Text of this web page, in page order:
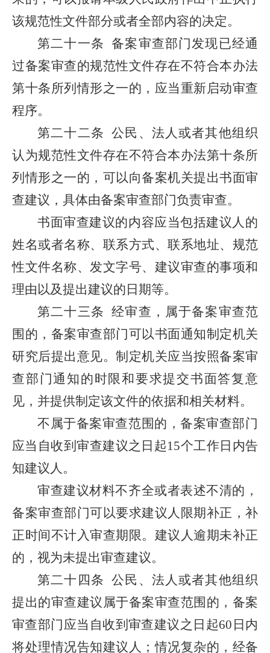
该规范性文件部分或者全部内容的决定。
第二十一条 备案审查部门发现已经通
过备案审查的规范性文件存在不符合本办法
第十条所列情形之一的，应当重新启动审查
程序。
第二十二条 公民、法人或者其他组织
认为规范性文件存在不符合本办法第十条所
列情形之一的，可以向备案机关提出书面审
查建议，具体由备案审查部门负责审查。
书面审查建议的内容应当包括建议人的
姓名或者名称、联系方式、联系地址、规范
性文件名称、发文字号、建议审查的事项和
理由以及提出建议的日期等。
第二十三条 经审查，属于备案审查范
围的，备案审查部门可以书面通知制定机关
研究后提出意见。制定机关应当按照备案审
查部门通知的时限和要求提交书面答复意
见，并提供制定该文件的依据和相关材料。
不属于备案审查范围的，备案审查部门
应当自收到审查建议之日起15个工作日内告
知建议人。
审查建议材料不齐全或者表述不清的，
备案审查部门可以要求建议人限期补正，补
正时间不计入审查期限。建议人逾期未补正
的，视为未提出审查建议。
第二十四条 公民、法人或者其他组织
提出的审查建议属于备案审查范围的，备案
审查部门应当自收到审查建议之日起60日内
将处理情况告知建议人；情况复杂的，经备